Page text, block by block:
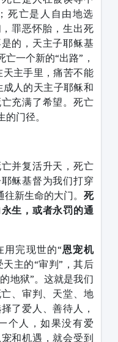
死亡是人自由地选
罪恶怀胎，生出死
的，天主子耶稣基
一个新的“出路”，
主手里，痛苦不能
成人的天主子耶稣和
充满了希望。死亡
门径。
并复活升天，死亡
稣基督为我们打穿
新生命的大门。 死
生，或者永罚的通
用完现世的“恩宠机
主的“审判”，其后
地狱”。这就是我们
、审判、天堂、地
了爱人、善待人，
个人，如果没有爱
和机遇，就会受到